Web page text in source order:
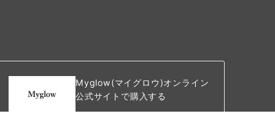
Myglow(マイグロウ)オンライン
公式サイトで購入する